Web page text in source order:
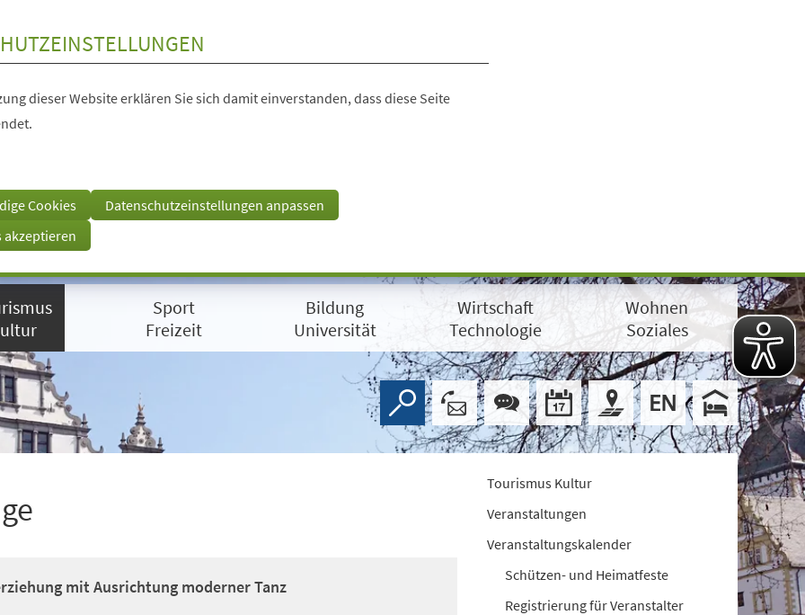
dieser Website erklären Sie sich damit einverstanden, dass diese Seite
Cookies
Datenschutzeinstellungen anpassen
akzeptieren
Sport
Freizeit
Bildung
Universität
Wirtschaft
Technologie
Wohnen
Soziales
mit Ausrichtung moderner Tanz
Tourismus Kultur
Veranstaltungen
Veranstaltungskalender
Schützen- und Heimatfeste
Registrierung für Veranstalter